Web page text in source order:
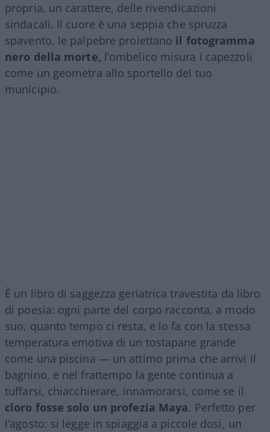
propria, un carattere, delle rivendicazioni
sindacali. Il cuore è una seppia che spruzza
spavento, le palpebre proiettano il fotogramma
nero della morte, l’ombelico misura i capezzoli
come un geometra allo sportello del tuo
municipio.
È un libro di saggezza geriatrica travestita da libro
di poesia: ogni parte del corpo racconta, a modo
suo, quanto tempo ci resta, e lo fa con la stessa
temperatura emotiva di un tostapane grande
come una piscina — un attimo prima che arrivi il
bagnino, e nel frattempo la gente continua a
tuffarsi, chiacchierare, innamorarsi, come se il
cloro fosse solo un profezia Maya. Perfetto per
l’agosto: si legge in spiaggia a piccole dosi, un